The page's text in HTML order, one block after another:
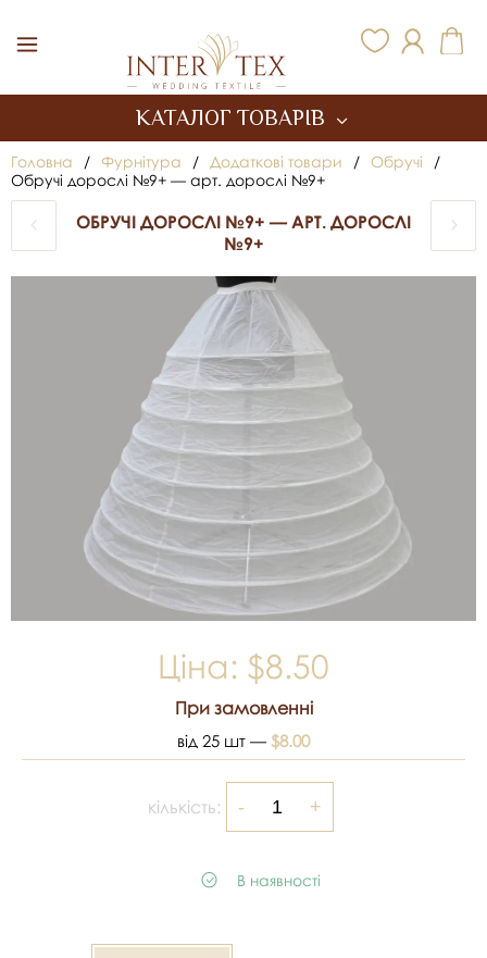
КАТАЛОГ ТОВАРІВ
Головна / Фурнітура / Додаткові товари / Обручі
/
Обручі дорослі №9+ — арт. дорослі №9+
ОБРУЧІ ДОРОСЛІ №9+ — АРТ. ДОРОСЛІ
№9+
Ціна: $8.50
При замовленні
від 25 шт — $8.00
кількість:
В наявності